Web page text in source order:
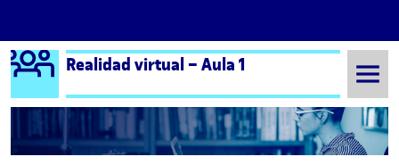
Saltar al contenido
Logo Ágora
Realidad virtual – Aula 1